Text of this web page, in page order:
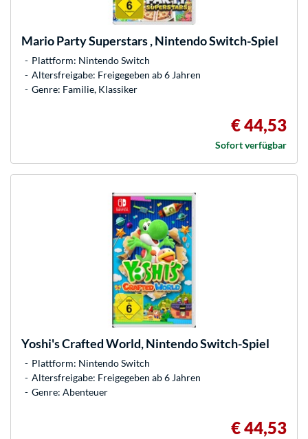
Mario Party Superstars , Nintendo Switch-Spiel
Plattform: Nintendo Switch
Altersfreigabe: Freigegeben ab 6 Jahren
Genre: Familie, Klassiker
€ 44,53
Sofort verfügbar
Yoshi's Crafted World, Nintendo Switch-Spiel
Plattform: Nintendo Switch
Altersfreigabe: Freigegeben ab 6 Jahren
Genre: Abenteuer
€ 44,53